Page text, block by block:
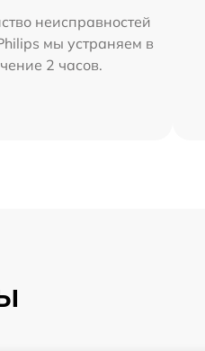
неисправностей
мы устраняем в
2 часов.